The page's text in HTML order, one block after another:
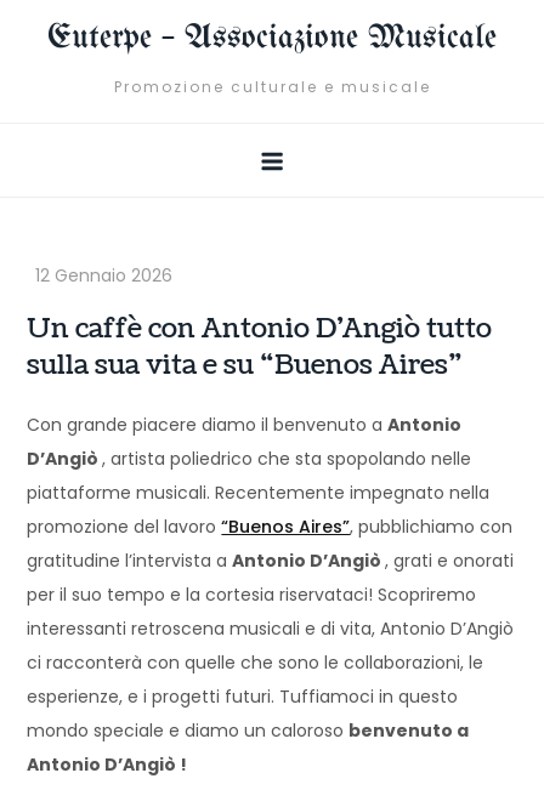
Euterpe – Associazione Musicale
Promozione culturale e musicale
Un caffè con Antonio D’Angiò tutto
sulla sua vita e su “Buenos Aires”
Con grande piacere diamo il benvenuto aAntonio
D’Angiò, artista poliedrico che sta spopolando nelle
piattaforme musicali. Recentemente impegnato nella
promozione del lavoro“Buenos Aires”, pubblichiamo con
gratitudine l’intervista aAntonio D’Angiò, grati e onorati
per il suo tempo e la cortesia riservataci! Scopriremo
interessanti retroscena musicali e di vita, Antonio D’Angiò
ci racconterà con quelle che sono le collaborazioni, le
esperienze, e i progetti futuri. Tuffiamoci in questo
mondo speciale e diamo un caloroso benvenuto a
Antonio D’Angiò !